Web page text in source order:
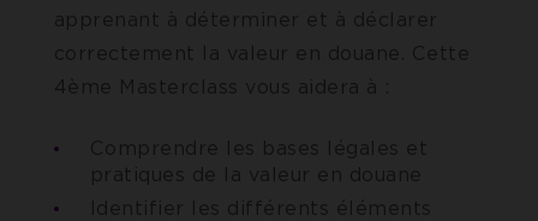
apprenant à déterminer et à déclarer
correctement la valeur en douane. Cette
4ème Masterclass vous aidera à :
Comprendre les bases légales et
pratiques de la valeur en douane
Identifier les différents éléments